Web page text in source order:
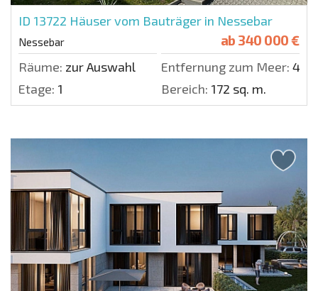
ID 13722 Häuser vom Bauträger in Nessebar
Nessebar ab 340 000 €
Räume: zur Auswahl Entfernung zum Meer: 400
Etage: 1 Bereich: 172 sq. m.